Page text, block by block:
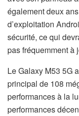
également deux
d’exploitation
sécurité, ce qui
pas fréquemment à
Le Galaxy M53 5G
principal de 108
performances à la
performances